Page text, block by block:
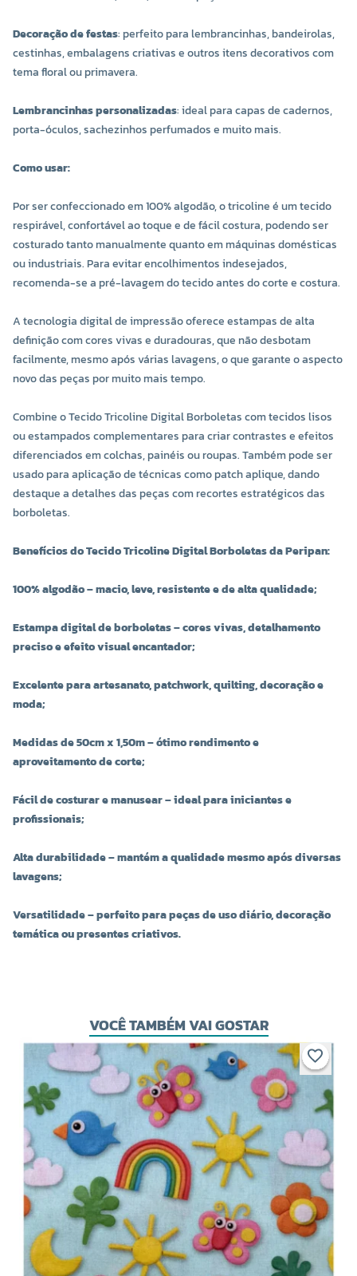
Decoração de festas: perfeito para lembrancinhas, bandeirolas,
cestinhas, embalagens criativas e outros itens decorativos com
tema floral ou primavera.
Lembrancinhas personalizadas: ideal para capas de cadernos,
porta-óculos, sachezinhos perfumados e muito mais.
Como usar:
Por ser confeccionado em 100% algodão, o tricoline é um tecido
respirável, confortável ao toque e de fácil costura, podendo ser
costurado tanto manualmente quanto em máquinas domésticas
ou industriais. Para evitar encolhimentos indesejados,
recomenda-se a pré-lavagem do tecido antes do corte e costura.
A tecnologia digital de impressão oferece estampas de alta
definição com cores vivas e duradouras, que não desbotam
facilmente, mesmo após várias lavagens, o que garante o aspecto
novo das peças por muito mais tempo.
Combine o Tecido Tricoline Digital Borboletas com tecidos lisos
ou estampados complementares para criar contrastes e efeitos
diferenciados em colchas, painéis ou roupas. Também pode ser
usado para aplicação de técnicas como patch aplique, dando
destaque a detalhes das peças com recortes estratégicos das
borboletas.
Benefícios do Tecido Tricoline Digital Borboletas da Peripan:
100% algodão – macio, leve, resistente e de alta qualidade;
Estampa digital de borboletas – cores vivas, detalhamento
preciso e efeito visual encantador;
Excelente para artesanato, patchwork, quilting, decoração e
moda;
Medidas de 50cm x 1,50m – ótimo rendimento e
aproveitamento de corte;
Fácil de costurar e manusear – ideal para iniciantes e
profissionais;
Alta durabilidade – mantém a qualidade mesmo após diversas
lavagens;
Versatilidade – perfeito para peças de uso diário, decoração
temática ou presentes criativos.
VOCÊ TAMBÉM VAI GOSTAR